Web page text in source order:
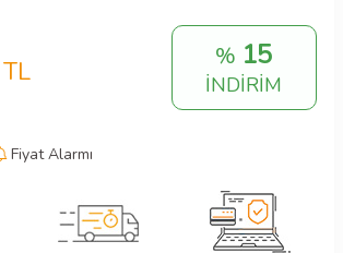
TL % 15
İNDİRİM
Fiyat Alarmı